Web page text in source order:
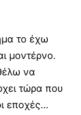
το έχω
μοντέρνο.
να
τώρα που
εποχές…